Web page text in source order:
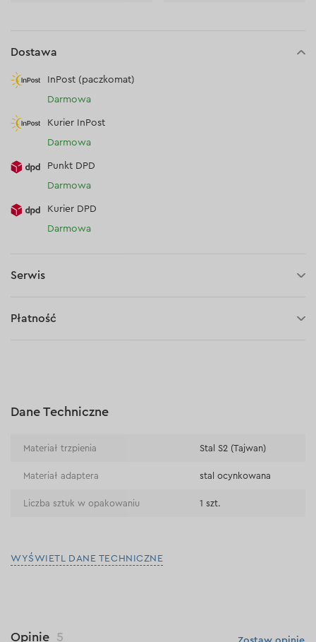
Dostawa
InPost (paczkomat)
Darmowa
Kurier InPost
Darmowa
Punkt DPD
Darmowa
Kurier DPD
Darmowa
Serwis
Płatność
Płatność na rachunek bieżący (przelew tradycyjny)
Dane Techniczne
Materiał trzpienia Stal S2 (Tajwan)
Materiał adaptera stal ocynkowana
Liczba sztuk w opakowaniu 1 szt.
WYŚWIETL DANE TECHNICZNE
Opinie 5